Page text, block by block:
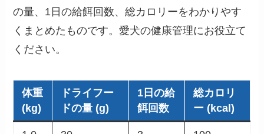
の量、1日の給餌回数、総カロリーをわかりやす
くまとめたものです。愛犬の健康管理にお役立て
ください。
体重
(kg)
ドライフー
ドの量 (g)
1日の給
餌回数
総カロリ
ー (kcal)